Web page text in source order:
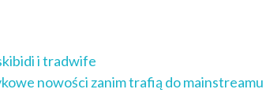
i tradwife
nowości zanim trafią do mainstreamu